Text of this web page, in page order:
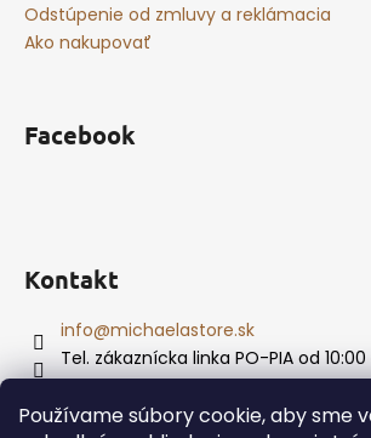
Používame súbory cookie, aby sme
Odstúpenie od zmluvy a reklámacia
Ako nakupovať
Facebook
Kontakt
info@michaelastore.sk
Tel. zákaznícka linka PO-PIA od 10:00
+421 915 874 469